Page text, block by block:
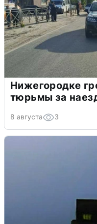
Нижегородке
тюрьмы за
8 августа 3